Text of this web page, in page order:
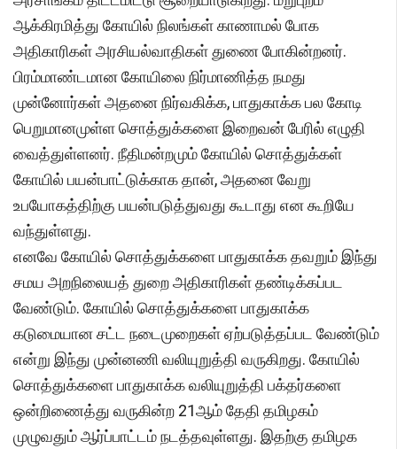
ஆக்கிரமித்து கோயில் நிலங்கள் காணாமல் போக
அதிகாரிகள் அரசியல்வாதிகள் துணை போகின்றனர்.
பிரம்மாண்டமான கோயிலை நிர்மாணித்த நமது
முன்னோர்கள் அதனை நிர்வகிக்க, பாதுகாக்க பல கோடி
பெறுமானமுள்ள சொத்துக்களை இறைவன் பேரில் எழுதி
வைத்துள்ளனர். நீதிமன்றமும் கோயில் சொத்துக்கள்
கோயில் பயன்பாட்டுக்காக தான், அதனை வேறு
உபயோகத்திற்கு பயன்படுத்துவது கூடாது என கூறியே
வந்துள்ளது.
எனவே கோயில் சொத்துக்களை பாதுகாக்க தவறும் இந்து
சமய அறநிலையத் துறை அதிகாரிகள் தண்டிக்கப்பட
வேண்டும். கோயில் சொத்துக்களை பாதுகாக்க
கடுமையான சட்ட நடைமுறைகள் ஏற்படுத்தப்பட வேண்டும்
என்று இந்து முன்னணி வலியுறுத்தி வருகிறது. கோயில்
சொத்துக்களை பாதுகாக்க வலியுறுத்தி பக்தர்களை
ஒன்றிணைத்து வருகின்ற 21ஆம் தேதி தமிழகம்
முழுவதும் ஆர்ப்பாட்டம் நடத்தவுள்ளது. இதற்கு தமிழக